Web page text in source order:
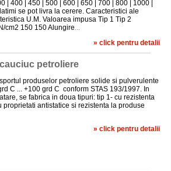
| 400 | 450 | 500 | 600 | 650 | 700 | 800 | 1000 |
se pot livra la cerere. Caracteristici ale
U.M. Valoarea impusa Tip 1 Tip 2
cm2 150 150 Alungire
» click pentru detalii
petroliere
produselor petroliere solide si pulverulente
C ... +100 grd C conform STAS 193/1997. In
se fabrica in doua tipuri: tip 1- cu rezistenta
proprietati antistatice si rezistenta la produse
» click pentru detalii